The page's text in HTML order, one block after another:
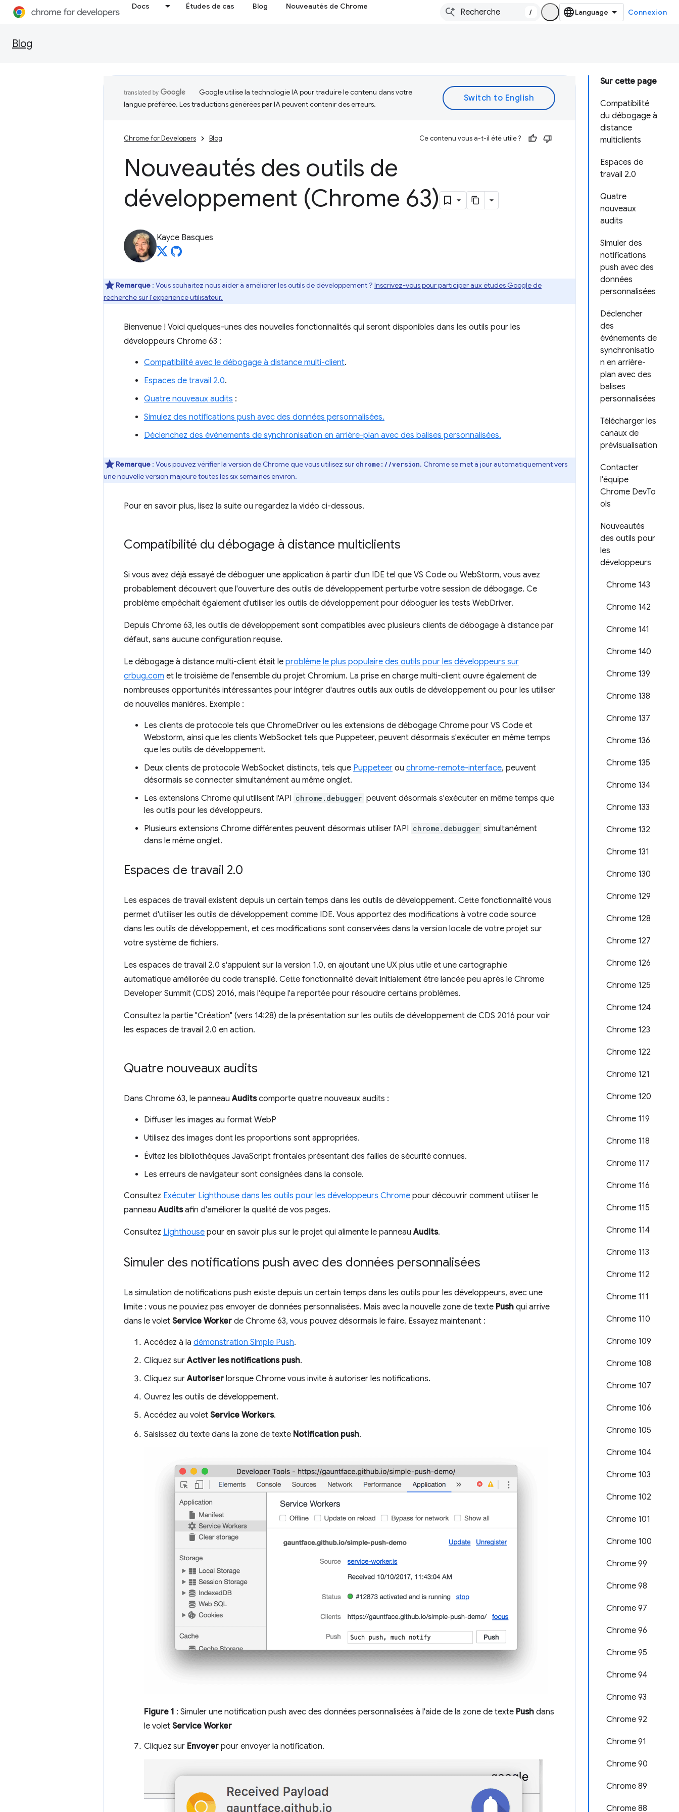
Docs Études de cas Blog Nouveautés de Chrome
/ Connexion
Blog
Sur cette page
Compatibilité
du débogage à
distance
multiclients
Espaces de
travail 2.0
Quatre
nouveaux
audits
Simuler des
notifications
push avec des
données
personnalisées
Déclencher
des
événements de
synchronisatio
n en arrière-
plan avec des
balises
personnalisées
Télécharger les
canaux de
prévisualisation
Contacter
l'équipe
Chrome DevTo
ols
Nouveautés
des outils pour
les
développeurs
Chrome 143
Chrome 142
Chrome 141
Chrome 140
Chrome 139
Chrome 138
Chrome 137
Chrome 136
Chrome 135
Chrome 134
Chrome 133
Chrome 132
Chrome 131
Chrome 130
Chrome 129
Chrome 128
Chrome 127
Chrome 126
Chrome 125
Chrome 124
Chrome 123
Chrome 122
Chrome 121
Chrome 120
Chrome 119
Chrome 118
Chrome 117
Chrome 116
Chrome 115
Chrome 114
Chrome 113
Chrome 112
Chrome 111
Chrome 110
Chrome 109
Chrome 108
Chrome 107
Chrome 106
Chrome 105
Chrome 104
Chrome 103
Chrome 102
Chrome 101
Chrome 100
Chrome 99
Chrome 98
Chrome 97
Chrome 96
Chrome 95
Chrome 94
Chrome 93
Chrome 92
Chrome 91
Chrome 90
Chrome 89
Chrome 88
Google utilise la technologie IA pour traduire le contenu dans votre
langue préférée. Les traductions générées par IA peuvent contenir des erreurs.
Chrome for Developers Blog Ce contenu vous a-t-il été utile ?
Nouveautés des outils de
développement (Chrome 63)
Kayce Basques
Remarque : Vous souhaitez nous aider à améliorer les outils de développement ? Inscrivez-vous pour participer aux études Google de
recherche sur l'expérience utilisateur.
Bienvenue ! Voici quelques-unes des nouvelles fonctionnalités qui seront disponibles dans les outils pour les
développeurs Chrome 63 :
Compatibilité avec le débogage à distance multi-client.
Espaces de travail 2.0.
Quatre nouveaux audits :
Simulez des notifications push avec des données personnalisées.
Déclenchez des événements de synchronisation en arrière-plan avec des balises personnalisées.
Remarque : Vous pouvez vérifier la version de Chrome que vous utilisez sur chrome://version. Chrome se met à jour automatiquement vers
une nouvelle version majeure toutes les six semaines environ.
Pour en savoir plus, lisez la suite ou regardez la vidéo ci-dessous.
Compatibilité du débogage à distance multiclients
Si vous avez déjà essayé de déboguer une application à partir d'un IDE tel que VS Code ou WebStorm, vous avez
probablement découvert que l'ouverture des outils de développement perturbe votre session de débogage. Ce
problème empêchait également d'utiliser les outils de développement pour déboguer les tests WebDriver.
Depuis Chrome 63, les outils de développement sont compatibles avec plusieurs clients de débogage à distance par
défaut, sans aucune configuration requise.
Le débogage à distance multi-client était le problème le plus populaire des outils pour les développeurs sur
crbug.com et le troisième de l'ensemble du projet Chromium. La prise en charge multi-client ouvre également de
nombreuses opportunités intéressantes pour intégrer d'autres outils aux outils de développement ou pour les utiliser
de nouvelles manières. Exemple :
Les clients de protocole tels que ChromeDriver ou les extensions de débogage Chrome pour VS Code et
Webstorm, ainsi que les clients WebSocket tels que Puppeteer, peuvent désormais s'exécuter en même temps
que les outils de développement.
Deux clients de protocole WebSocket distincts, tels que Puppeteer ou chrome-remote-interface, peuvent
désormais se connecter simultanément au même onglet.
Les extensions Chrome qui utilisent l'API chrome.debugger peuvent désormais s'exécuter en même temps que
les outils pour les développeurs.
Plusieurs extensions Chrome différentes peuvent désormais utiliser l'API chrome.debugger simultanément
dans le même onglet.
Espaces de travail 2.0
Les espaces de travail existent depuis un certain temps dans les outils de développement. Cette fonctionnalité vous
permet d'utiliser les outils de développement comme IDE. Vous apportez des modifications à votre code source
dans les outils de développement, et ces modifications sont conservées dans la version locale de votre projet sur
votre système de fichiers.
Les espaces de travail 2.0 s'appuient sur la version 1.0, en ajoutant une UX plus utile et une cartographie
automatique améliorée du code transpilé. Cette fonctionnalité devait initialement être lancée peu après le Chrome
Developer Summit (CDS) 2016, mais l'équipe l'a reportée pour résoudre certains problèmes.
Consultez la partie "Création" (vers 14:28) de la présentation sur les outils de développement de CDS 2016 pour voir
les espaces de travail 2.0 en action.
Quatre nouveaux audits
Dans Chrome 63, le panneauAuditscomporte quatre nouveaux audits :
Diffuser les images au format WebP
Utilisez des images dont les proportions sont appropriées.
Évitez les bibliothèques JavaScript frontales présentant des failles de sécurité connues.
Les erreurs de navigateur sont consignées dans la console.
Consultez Exécuter Lighthouse dans les outils pour les développeurs Chrome pour découvrir comment utiliser le
panneauAuditsafin d'améliorer la qualité de vos pages.
Consultez Lighthouse pour en savoir plus sur le projet qui alimente le panneauAudits.
Simuler des notifications push avec des données personnalisées
La simulation de notifications push existe depuis un certain temps dans les outils pour les développeurs, avec une
limite : vous ne pouviez pas envoyer de données personnalisées. Mais avec la nouvelle zone de texte Push qui arrive
dans le volet Service Worker de Chrome 63, vous pouvez désormais le faire. Essayez maintenant :
Accédez à la démonstration Simple Push.
Cliquez surActiver les notifications push.
Cliquez surAutoriser lorsque Chrome vous invite à autoriser les notifications.
Ouvrez les outils de développement.
Accédez au volet Service Workers.
Saisissez du texte dans la zone de texte Notification push.
Figure 1 : Simuler une notification push avec des données personnalisées à l'aide de la zone de texte Push dans
le volet Service Worker
Cliquez sur Envoyer pour envoyer la notification.